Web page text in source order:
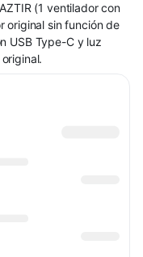
(1 ventilador con
original sin función de
USB Type-C y luz